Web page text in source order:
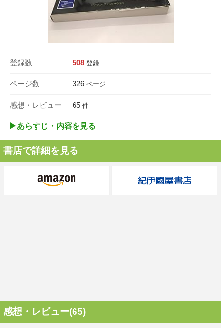
登録数 508 登録
ページ数 326 ページ
感想・レビュー 65 件
▶︎あらすじ・内容を見る
書店で詳細を見る
感想・レビュー(65)